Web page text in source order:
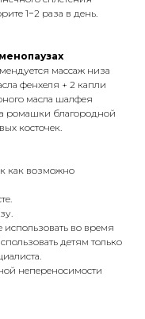
1−2 раза в день.
массаж низа
фенхеля + 2 капли
масла шалфея
ромашки благородной
косточек.
как возможно
использовать во время
детям только
непереносимости